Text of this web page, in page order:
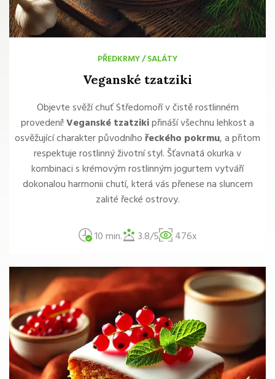
PŘEDKRMY/SALÁTY
Veganské tzatziki
Objevte svěží chuť Středomoří v čistě rostlinném
provedení!Veganské tzatzikipřináší všechnu lehkost a
osvěžující charakter původníhořeckého pokrmu, a přitom
respektuje rostlinný životní styl. Šťavnatá okurka v
kombinaci s krémovým rostlinným jogurtem vytváří
dokonalou harmonii chutí, která vás přenese na sluncem
zalité řecké ostrovy.
10 min. 3.8/5 476x